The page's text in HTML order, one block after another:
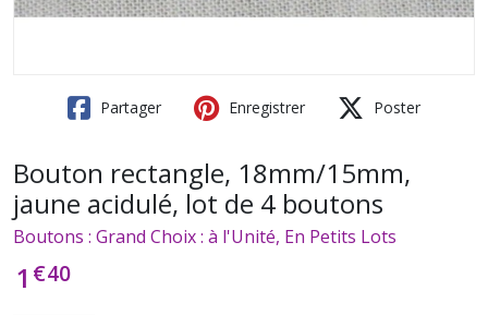
Partager Enregistrer Poster
Bouton rectangle, 18mm/15mm,
jaune acidulé, lot de 4 boutons
Boutons : Grand Choix : à l'Unité, En Petits Lots
1 €40